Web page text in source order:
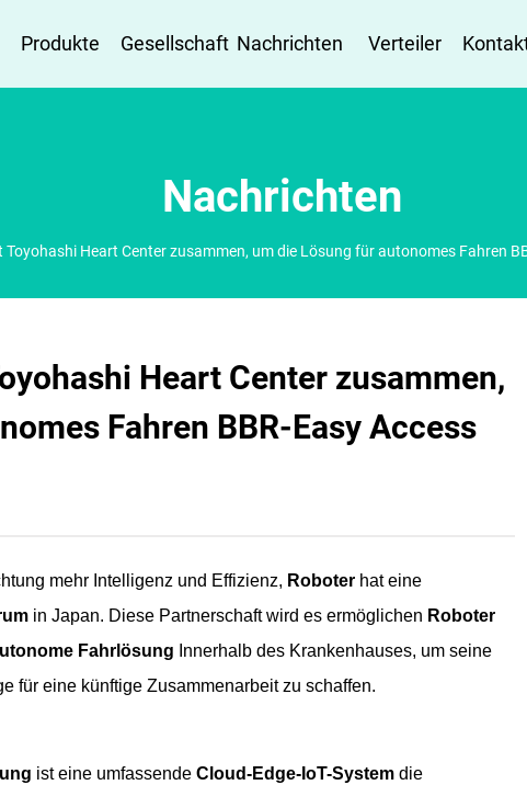
Produkte Gesellschaft Nachrichten Verteiler
Nachrichten
Heart Center zusammen, um die Lösung für autonomes Fahren
Heart Center zusammen,
Fahren BBR-Easy Access
mehr Intelligenz und Effizienz, Roboter hat eine
in Japan. Diese Partnerschaft wird es ermöglichen Roboter
Fahrlösung Innerhalb des Krankenhauses, um seine
für eine künftige Zusammenarbeit zu schaffen.
ist eine umfassendeCloud-Edge-IoT-System die